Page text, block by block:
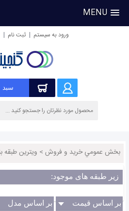
MENU
ورود به سیستم | ثبت نام |
سبد
بخش عمومي خريد و فروش> ویترین طبقه
زیر طبقه های موجود:
بر اساس قیمت
بر اساس مدل